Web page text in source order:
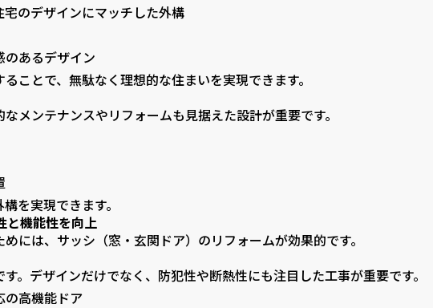
のデザインにマッチした外構
あるデザイン
ことで、無駄なく理想的な住まいを実現できます。
メンテナンスやリフォームも見据えた設計が重要です。
を実現できます。
と機能性を向上
には、サッシ（窓・玄関ドア）のリフォームが効果的です。
。デザインだけでなく、防犯性や断熱性にも注目した工事が重要です。
の高機能ドア